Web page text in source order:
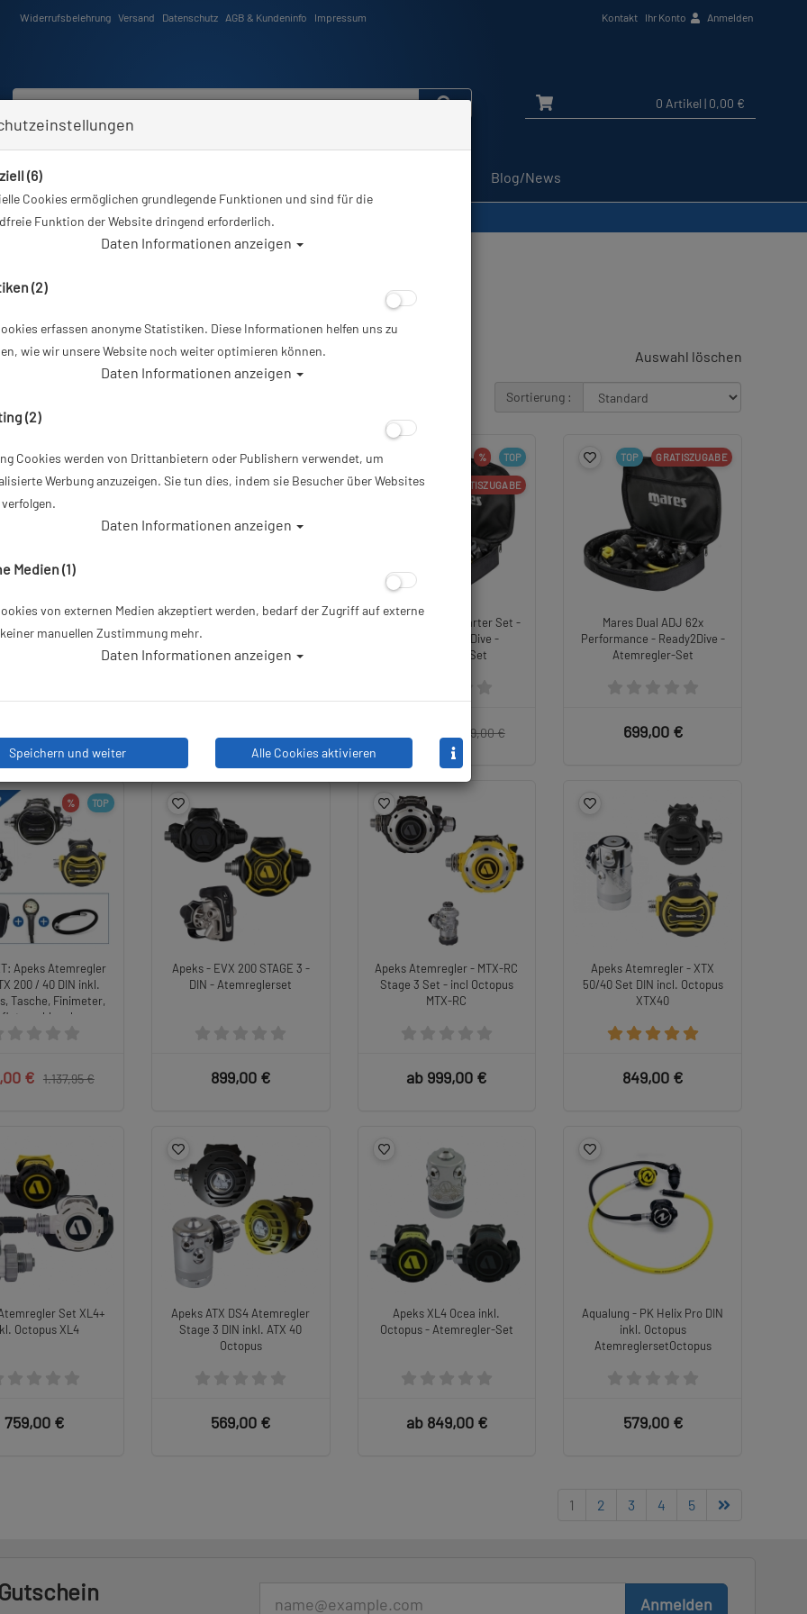
Widerrufsbelehrung Versand Datenschutz AGB & Kundeninfo Impressum Kontakt Ihr Konto Anmelden
0 Artikel | 0,00 €
Blog/News
Sie sind hier Tauchausrüstung Atemregler Atemregler-Sets - 1. & 2. Stufe & Octopus
Auswahl löschen
Sortierung :
% TOP
DIN und Octopus.
TOP GRATISZUGABE
Mares Atlas 62x Premium
Set - DIN - Ready to Dive -
Atemregler-Set
% TOP
GRATISZUGABE
Mares DUAL 15x Starter Set -
DIN - Ready to Dive -
Atemregler-Set
599,00 €
TOP GRATISZUGABE
Mares Dual ADJ 62x
Performance - Ready2Dive -
Atemregler-Set
699,00 €
% TOP
Apeks Atemregler
200 / 40 DIN inkl.
Tasche, Finimeter,
€ 1.137,95 €
Apeks - EVX 200 STAGE 3 -
DIN - Atemreglerset
899,00 €
Apeks Atemregler - MTX-RC
Stage 3 Set - incl Octopus
MTX-RC
ab 999,00 €
Apeks Atemregler - XTX
50/40 Set DIN incl. Octopus
XTX40
849,00 €
Set XL4+
Octopus XL4
759,00 €
Apeks ATX DS4 Atemregler
Stage 3 DIN inkl. ATX 40
Octopus
569,00 €
Apeks XL4 Ocea inkl.
Octopus - Atemregler-Set
ab 849,00 €
Aqualung - PK Helix Pro DIN
inkl. Octopus
AtemreglersetOctopus
579,00 €
1 2 3 4 5
Anmelden
(6)
Cookies ermöglichen grundlegende Funktionen und sind für die
Funktion der Website dringend erforderlich.
Daten Informationen anzeigen
(2)
erfassen anonyme Statistiken. Diese Informationen helfen uns zu
wie wir unsere Website noch weiter optimieren können.
Daten Informationen anzeigen
(2)
Cookies werden von Drittanbietern oder Publishern verwendet, um
Werbung anzuzeigen. Sie tun dies, indem sie Besucher über Websites
Daten Informationen anzeigen
Medien (1)
von externen Medien akzeptiert werden, bedarf der Zugriff auf externe
manuellen Zustimmung mehr.
Daten Informationen anzeigen
Speichern und weiter Alle Cookies aktivieren